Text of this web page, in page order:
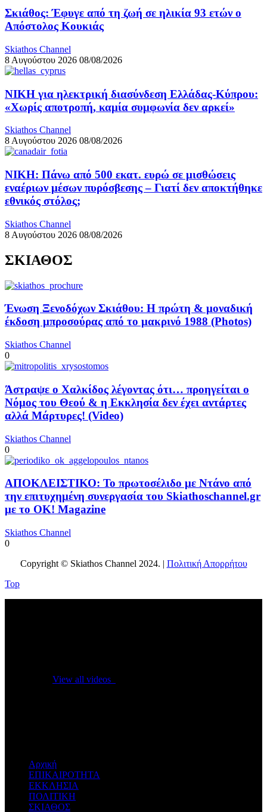
Σκιάθος: Έφυγε από τη ζωή σε ηλικία 93 ετών ο
Απόστολος Κουκιάς
Skiathos Channel
8 Αυγούστου 2026 08/08/2026
ΝΙΚΗ για ηλεκτρική διασύνδεση Ελλάδας-Κύπρου:
«Χωρίς αποτροπή, καμία συμφωνία δεν αρκεί»
Skiathos Channel
8 Αυγούστου 2026 08/08/2026
ΝΙΚΗ: Πάνω από 500 εκατ. ευρώ σε μισθώσεις
εναέριων μέσων πυρόσβεσης – Γιατί δεν αποκτήθηκε
εθνικός στόλος;
Skiathos Channel
8 Αυγούστου 2026 08/08/2026
ΣΚΙΑΘΟΣ
Ένωση Ξενοδόχων Σκιάθου: Η πρώτη & μοναδική
έκδοση μπροσούρας από το μακρινό 1988 (Photos)
Skiathos Channel
0
Άστραψε ο Χαλκίδος λέγοντας ότι… προηγείται ο
Νόμος του Θεού & η Εκκλησία δεν έχει αντάρτες
αλλά Μάρτυρες! (Video)
Skiathos Channel
0
ΑΠΟΚΛΕΙΣΤΙΚΟ: Το πρωτοσέλιδο με Ντάνο από
την επιτυχημένη συνεργασία του Skiathoschannel.gr
με το OK! Magazine
Skiathos Channel
0
Copyright © Skiathos Channel 2024. | Πολιτική Απορρήτου
Top
View all videos
Αρχική
ΕΠΙΚΑΙΡΟΤΗΤΑ
ΕΚΚΛΗΣΙΑ
ΠΟΛΙΤΙΚΗ
ΣΚΙΑΘΟΣ